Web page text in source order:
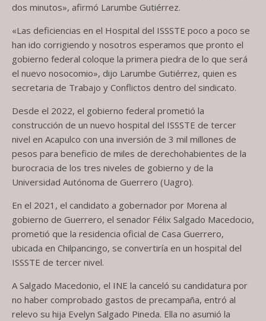
dos minutos», afirmó Larumbe Gutiérrez.
«Las deficiencias en el Hospital del ISSSTE poco a poco se
han ido corrigiendo y nosotros esperamos que pronto el
gobierno federal coloque la primera piedra de lo que será
el nuevo nosocomio», dijo Larumbe Gutiérrez, quien es
secretaria de Trabajo y Conflictos dentro del sindicato.
Desde el 2022, el gobierno federal prometió la
construcción de un nuevo hospital del ISSSTE de tercer
nivel en Acapulco con una inversión de 3 mil millones de
pesos para beneficio de miles de derechohabientes de la
burocracia de los tres niveles de gobierno y de la
Universidad Autónoma de Guerrero (Uagro).
En el 2021, el candidato a gobernador por Morena al
gobierno de Guerrero, el senador Félix Salgado Macedocio,
prometió que la residencia oficial de Casa Guerrero,
ubicada en Chilpancingo, se convertiría en un hospital del
ISSSTE de tercer nivel.
A Salgado Macedonio, el INE la canceló su candidatura por
no haber comprobado gastos de precampaña, entró al
relevo su hija Evelyn Salgado Pineda. Ella no asumió la